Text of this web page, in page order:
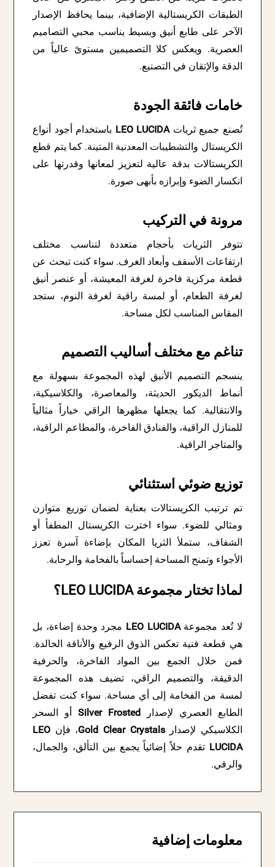
الطبقات الكريستالية الإضافية، بينما يحافظ الإصدار
الآخر على طابع أنيق وبسيط يناسب محبي التصاميم
العصرية. ويعكس كلا التصميمين مستوىً عالياً من
الدقة والإتقان في التصنيع.
خامات فائقة الجودة
تُصنع جميع ثرياتLEO LUCIDA باستخدام أجود أنواع
الكريستال والتشطيبات المعدنية المتينة. كما يتم قطع
الكريستالات بدقة عالية لتعزيز لمعانها وقدرتها على
انكسار الضوء وإبرازه بأبهى صورة.
مرونة في التركيب
تتوفر الثريات بأحجام متعددة لتناسب مختلف
ارتفاعات الأسقف وأبعاد الغرف. سواء كنت تبحث عن
قطعة مركزية فاخرة لغرفة المعيشة، أو عنصر أنيق
لغرفة الطعام، أو لمسة راقية لغرفة النوم، ستجد
المقاس المناسب لكل مساحة.
تناغم مع مختلف أساليب التصميم
ينسجم التصميم الأنيق لهذه المجموعة بسهولة مع
أنماط الديكور الحديثة، والمعاصرة، والكلاسيكية،
والانتقالية. كما يجعلها مظهرها الراقي خياراً مثالياً
للمنازل الراقية، والفنادق الفاخرة، والمطاعم الراقية،
والمتاجر الراقية.
توزيع ضوئي استثنائي
تم ترتيب الكريستالات بعناية لضمان توزيع متوازن
ومثالي للضوء. سواء اخترت الكريستال المطفأ أو
الشفاف، ستملأ الثريا المكان بإضاءة آسرة تعزز
الأجواء وتمنح المساحة إحساساً بالفخامة والرحابة.
لماذا تختار مجموعة LEO LUCIDA؟
لا تُعد مجموعةLEO LUCIDA مجرد وحدة إضاءة، بل
هي قطعة فنية تعكس الذوق الرفيع والأناقة الخالدة.
فمن خلال الجمع بين المواد الفاخرة، والحرفية
الدقيقة، والتصميم الراقي، تضيف هذه المجموعة
لمسة من الفخامة إلى أي مساحة. سواء كنت تفضل
الطابع العصري لإصدار Silver Frostedأو السحر
الكلاسيكي لإصدارGold Clear Crystals، فإن LEO
LUCIDA تقدم حلاً إضائياً يجمع بين التألق، والجمال،
والرقي.
معلومات إضافية